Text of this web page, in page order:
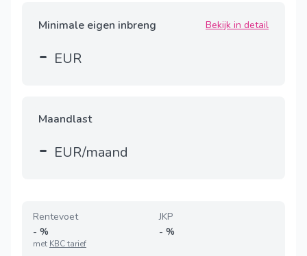
Minimale eigen inbreng Bekijk in detail
- EUR
Maandlast
- EUR/maand
Rentevoet
- %
met KBC tarief
JKP
- %